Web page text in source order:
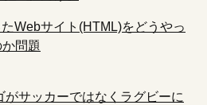
Webサイト(HTML)をどうやっ
問題
がサッカーではなくラグビーに